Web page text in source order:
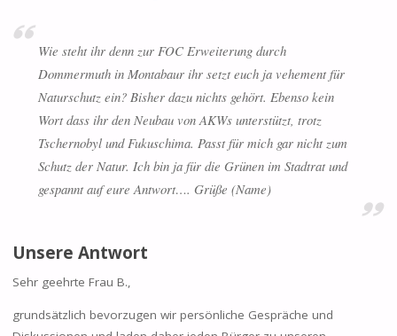
Wie steht ihr denn zur FOC Erweiterung durch
Dommermuth in Montabaur ihr setzt euch ja vehement für
Naturschutz ein? Bisher dazu nichts gehört. Ebenso kein
Wort dass ihr den Neubau von AKWs unterstützt, trotz
Tschernobyl und Fukuschima. Passt für mich gar nicht zum
Schutz der Natur. Ich bin ja für die Grünen im Stadtrat und
gespannt auf eure Antwort…. Grüße (Name)
Unsere Antwort
Sehr geehrte Frau B.,
grundsätzlich bevorzugen wir persönliche Gespräche und